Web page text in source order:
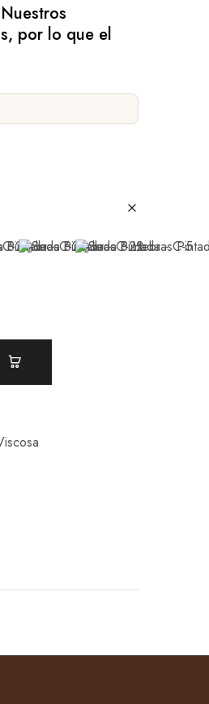
por lo que el